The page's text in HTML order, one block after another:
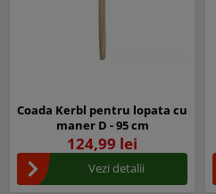
Coada Kerbl pentru lopata cu
maner D - 95 cm
124,99 lei
Vezi detalii